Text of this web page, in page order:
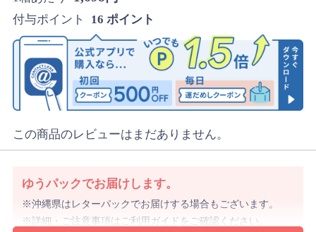
付与ポイント 16 ポイント
この商品のレビューはまだありません。
ゆうパックでお届けします。
沖縄県はレターパックでお届けする場合もございます。
詳細・ご注意事項はご利用ガイドをご確認ください。